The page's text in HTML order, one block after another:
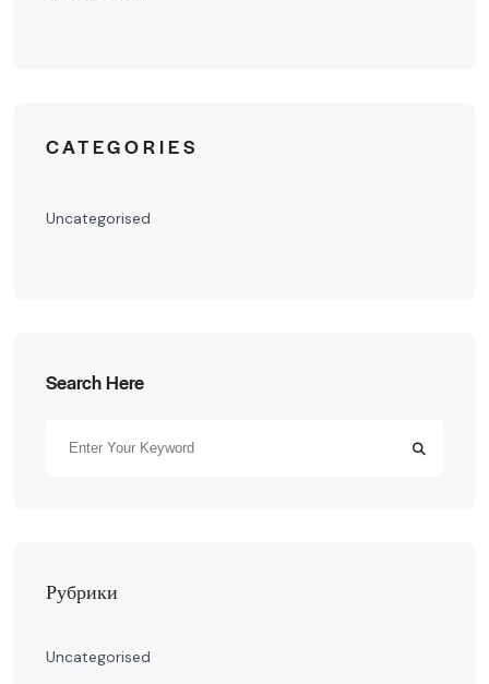
CATEGORIES
Uncategorised
Search Here
Рубрики
Uncategorised